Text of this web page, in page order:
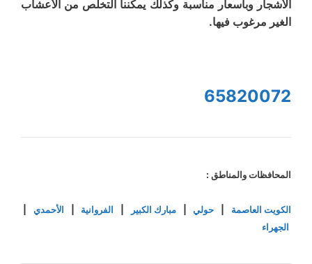
الأشجار وبأسعار مناسبة وكذلك يمكننا التخلص من الأعشاب
الغير مرغوب فيها.
65820072
المحافظات والمناطق :
الكويت العاصمة حولي|مبارك الكبير الفروانية الأحمدي
الجهراء